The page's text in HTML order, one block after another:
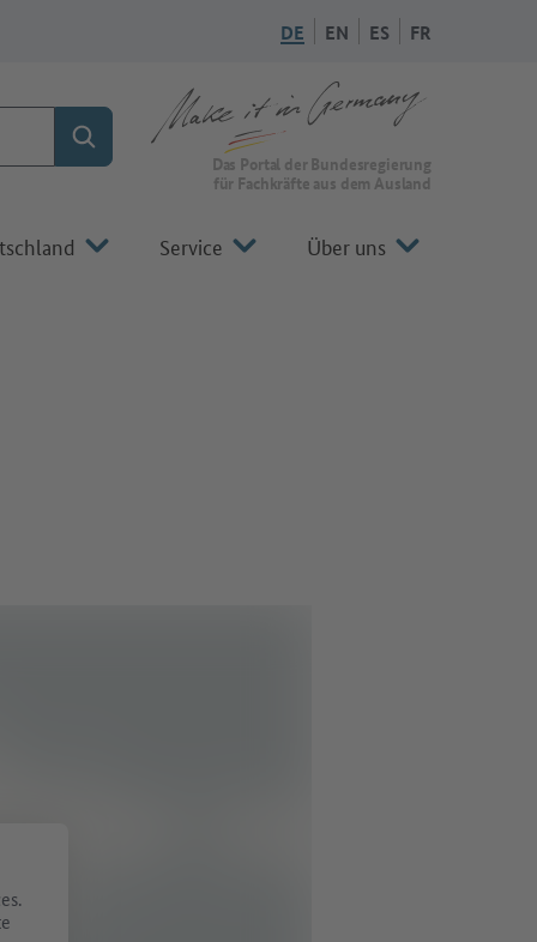
DE EN ES FR
Suchen Zur Startseite von Make it in Germany
Das Portal der Bundesregierung
für Fachkräfte aus dem Ausland
Service Über uns